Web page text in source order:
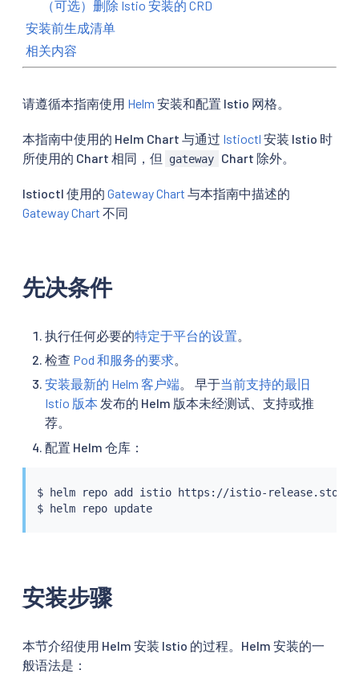
（可选）删除 Istio 安装的 CRD
安装前生成清单
相关内容
请遵循本指南使用 Helm 安装和配置 Istio 网格。
本指南中使用的 Helm Chart 与通过 Istioctl 安装 Istio 时
所使用的 Chart 相同，但
gateway Chart 除外。
Istioctl 使用的 Gateway Chart 与本指南中描述的
Gateway Chart 不同
先决条件
执行任何必要的特定于平台的设置
检查 Pod 和服务的要求。
安装最新的 Helm 客户端。 早于当前支持的最旧
Istio 版本 发布的 Helm 版本未经测试、支持或推
荐。
配置 Helm 仓库：
$ helm repo add istio https://istio-
$
helm repo update
安装步骤
本节介绍使用 Helm 安装 Istio 的过程。Helm 安装的一
般语法是：